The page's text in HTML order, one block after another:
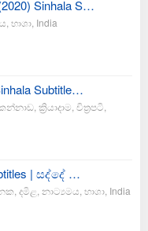
Sinhala S…
භාශා India
Subtitle…
ක්‍රියාදාම චිත්‍රපටි
| සද්දේ …
දමිළ නාට්‍යමය භාශා India